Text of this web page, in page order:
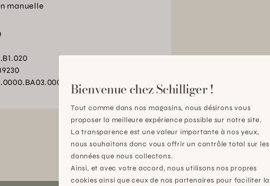
manuelle
Bienvenue chez Schilliger !
Tout comme dans nos magasins, nous désirons vous
proposer la meilleure expérience possible sur notre site.
La transparence est une valeur importante à nos yeux,
nous souhaitons donc vous offrir un contrôle total sur les
données que nous collectons.
Ainsi, et avec votre accord, nous utilisons nos propres
cookies ainsi que ceux de nos partenaires pour faciliter la